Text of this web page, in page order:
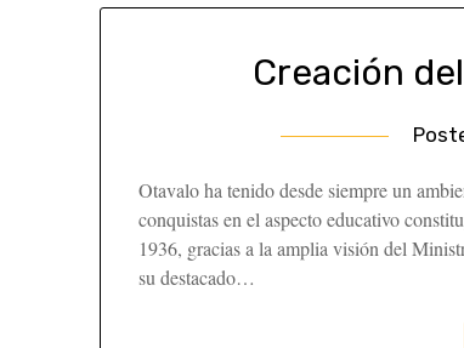
Creación
Otavalo ha tenido desde siempre un
conquistas en el aspecto educativo
1936, gracias a la amplia visión del
su destacado…